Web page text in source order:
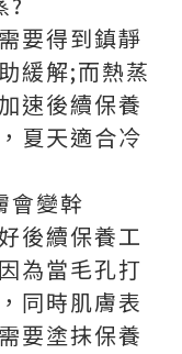
要得到鎮靜
緩解;而熱蒸
速後續保養
夏天適合冷
會變幹
後續保養工
為當毛孔打
同時肌膚表
要塗抹保養